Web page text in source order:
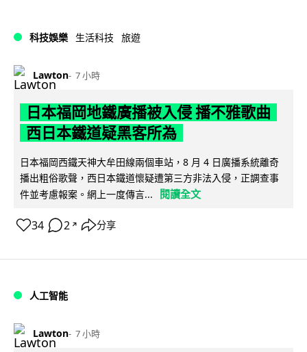
科技娛樂 生活科技 旅遊
Lawton 7 小時
日本福岡地鐵廣播被入侵 播不雅歌曲
西日本鐵道疑黑客所為
日本福岡西鐵天神大牟田線兩個車站，8 月 4 日廣播系統離奇
播出粗俗歌聲，西日本鐵道懷疑遭第三方非法入侵，正調查事
件並考慮報案。網上一度傳言...
閱讀全文
34 2 ↗ 分享
人工智能
Lawton 7 小時